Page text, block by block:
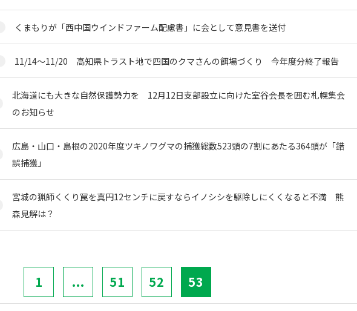
くまもりが「西中国ウインドファーム配慮書」に会として意見書を送付
11/14～11/20 高知県トラスト地で四国のクマさんの餌場づくり 今年度分終了報告
北海道にも大きな自然保護勢力を 12月12日支部設立に向けた室谷会長を囲む札幌集会
のお知らせ
広島・山口・島根の2020年度ツキノワグマの捕獲総数523頭の7割にあたる364頭が「錯
誤捕獲」
宮城の猟師くくり罠を真円12センチに戻すならイノシシを駆除しにくくなると不満 熊
森見解は？
1 ... 51 52 53